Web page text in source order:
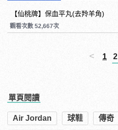
【仙桃牌】保血平丸(去羚羊角)
觀看次數 52,667次
< 1 2
單頁閱讀
Air Jordan 球鞋 傳奇